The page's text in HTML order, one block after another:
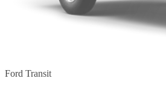
Ford Transit